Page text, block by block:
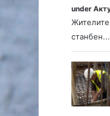
under
станбен...